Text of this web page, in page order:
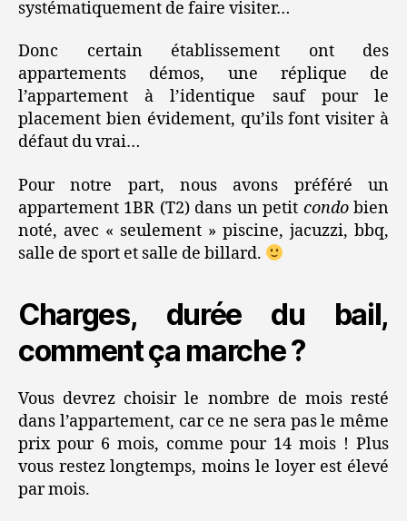
systématiquement de faire visiter…
Donc certain établissement ont des
appartements démos, une réplique de
l’appartement à l’identique sauf pour le
placement bien évidement, qu’ils font visiter à
défaut du vrai…
Pour notre part, nous avons préféré un
appartement 1BR (T2) dans un petit condobien
noté, avec « seulement » piscine, jacuzzi, bbq,
salle de sport et salle de billard.
Charges, durée du bail,
comment ça marche ?
Vous devrez choisir le nombre de mois resté
dans l’appartement, car ce ne sera pas le même
prix pour 6 mois, comme pour 14 mois ! Plus
vous restez longtemps, moins le loyer est élevé
par mois.